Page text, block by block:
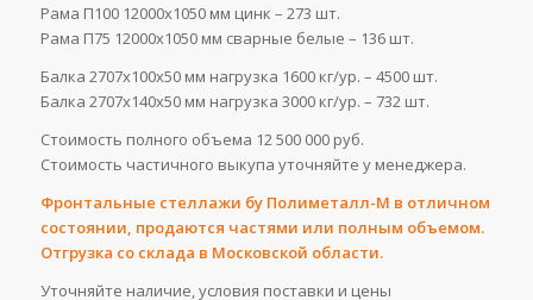
Рама П100 12000х1050 мм цинк – 273 шт.
Рама П75 12000х1050 мм сварные белые – 136 шт.
Балка 2707х100х50 мм нагрузка 1600 кг/ур. – 4500 шт.
Балка 2707х140х50 мм нагрузка 3000 кг/ур. – 732 шт.
Стоимость полного объема 12 500 000 руб.
Стоимость частичного выкупа уточняйте у менеджера.
Фронтальные стеллажи бу Полиметалл-М в отличном
состоянии, продаются частями или полным объемом.
Отгрузка со склада в Московской области.
Уточняйте наличие, условия поставки и цены